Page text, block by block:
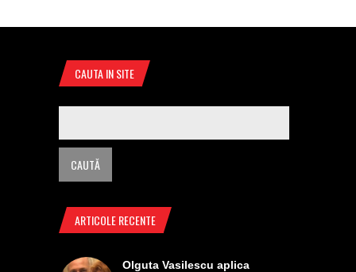
CAUTA IN SITE
ARTICOLE RECENTE
Olguta Vasilescu aplica